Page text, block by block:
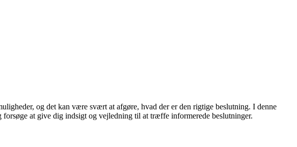
og det kan være svært at afgøre, hvad der er den rigtige beslutning. I denne
at give dig indsigt og vejledning til at træffe informerede beslutninger.